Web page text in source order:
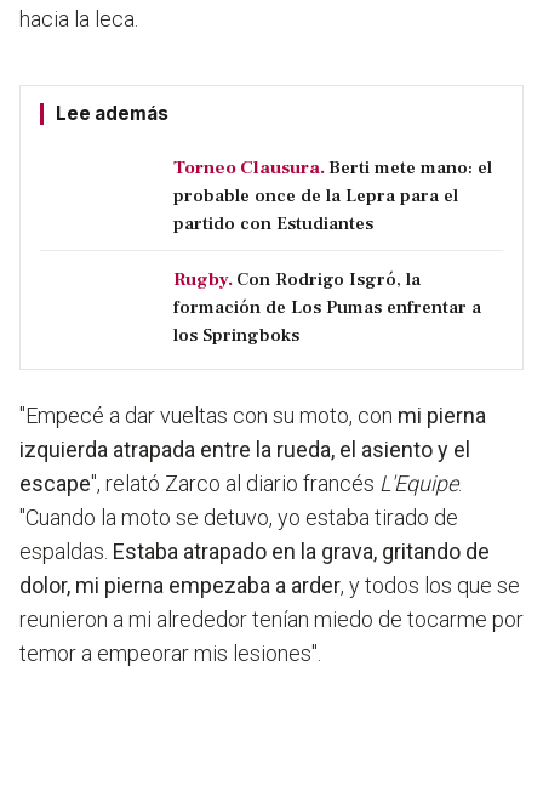
hacia la leca.
Lee además
Torneo Clausura. Berti mete mano: el
probable once de la Lepra para el
partido con Estudiantes
Rugby. Con Rodrigo Isgró, la
formación de Los Pumas enfrentar a
los Springboks
"Empecé a dar vueltas con su moto, con mi pierna
izquierda atrapada entre la rueda, el asiento y el
escape", relató Zarco al diario francés L'Equipe.
"Cuando la moto se detuvo, yo estaba tirado de
espaldas. Estaba atrapado en la grava, gritando de
dolor, mi pierna empezaba a arder, y todos los que se
reunieron a mi alrededor tenían miedo de tocarme por
temor a empeorar mis lesiones".